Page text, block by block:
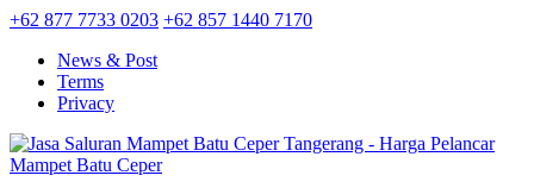
+62 877 7733 0203 +62 857 1440 7170
News & Post
Terms
Privacy